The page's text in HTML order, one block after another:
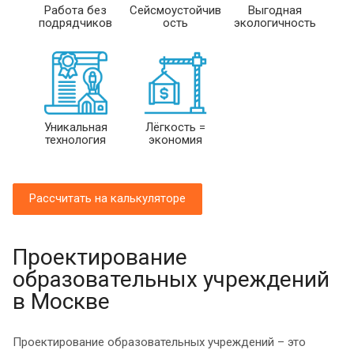
Работа без
подрядчиков
Сейсмоустойчив
ость
Выгодная
экологичность
Уникальная
технология
Лёгкость =
экономия
Рассчитать на калькуляторе
Проектирование
образовательных учреждений
в Москве
Проектирование образовательных учреждений – это